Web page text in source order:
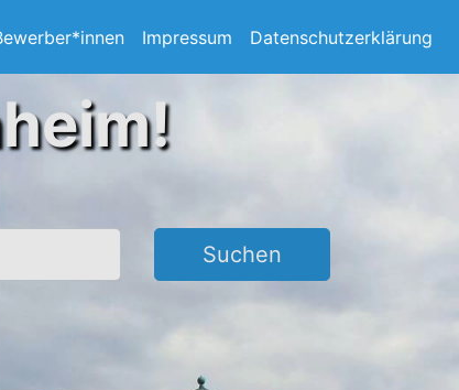
Impressum Datenschutzerklärung
Suchen